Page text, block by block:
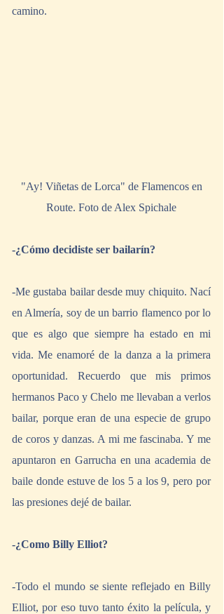
camino.
Route. Foto de Alex Spichale
-¿Cómo decidiste ser bailarín?
-Me gustaba bailar desde muy chiquito. Nací
en Almería, soy de un barrio flamenco por lo
que es algo que siempre ha estado en mi
vida. Me enamoré de la danza a la primera
oportunidad. Recuerdo que mis primos
hermanos Paco y Chelo me llevaban a verlos
bailar, porque eran de una especie de grupo
de coros y danzas. A mi me fascinaba. Y me
apuntaron en Garrucha en una academia de
baile donde estuve de los 5 a los 9, pero por
las presiones dejé de bailar.
-¿Como Billy Elliot?
-Todo el mundo se siente reflejado en Billy
Elliot, por eso tuvo tanto éxito la película, y